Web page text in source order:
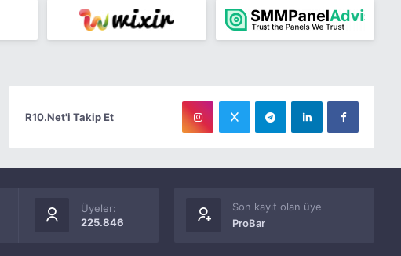
R10.Net'i Takip Et
Üyeler:
225.846
Son kayıt olan üye
ProBar